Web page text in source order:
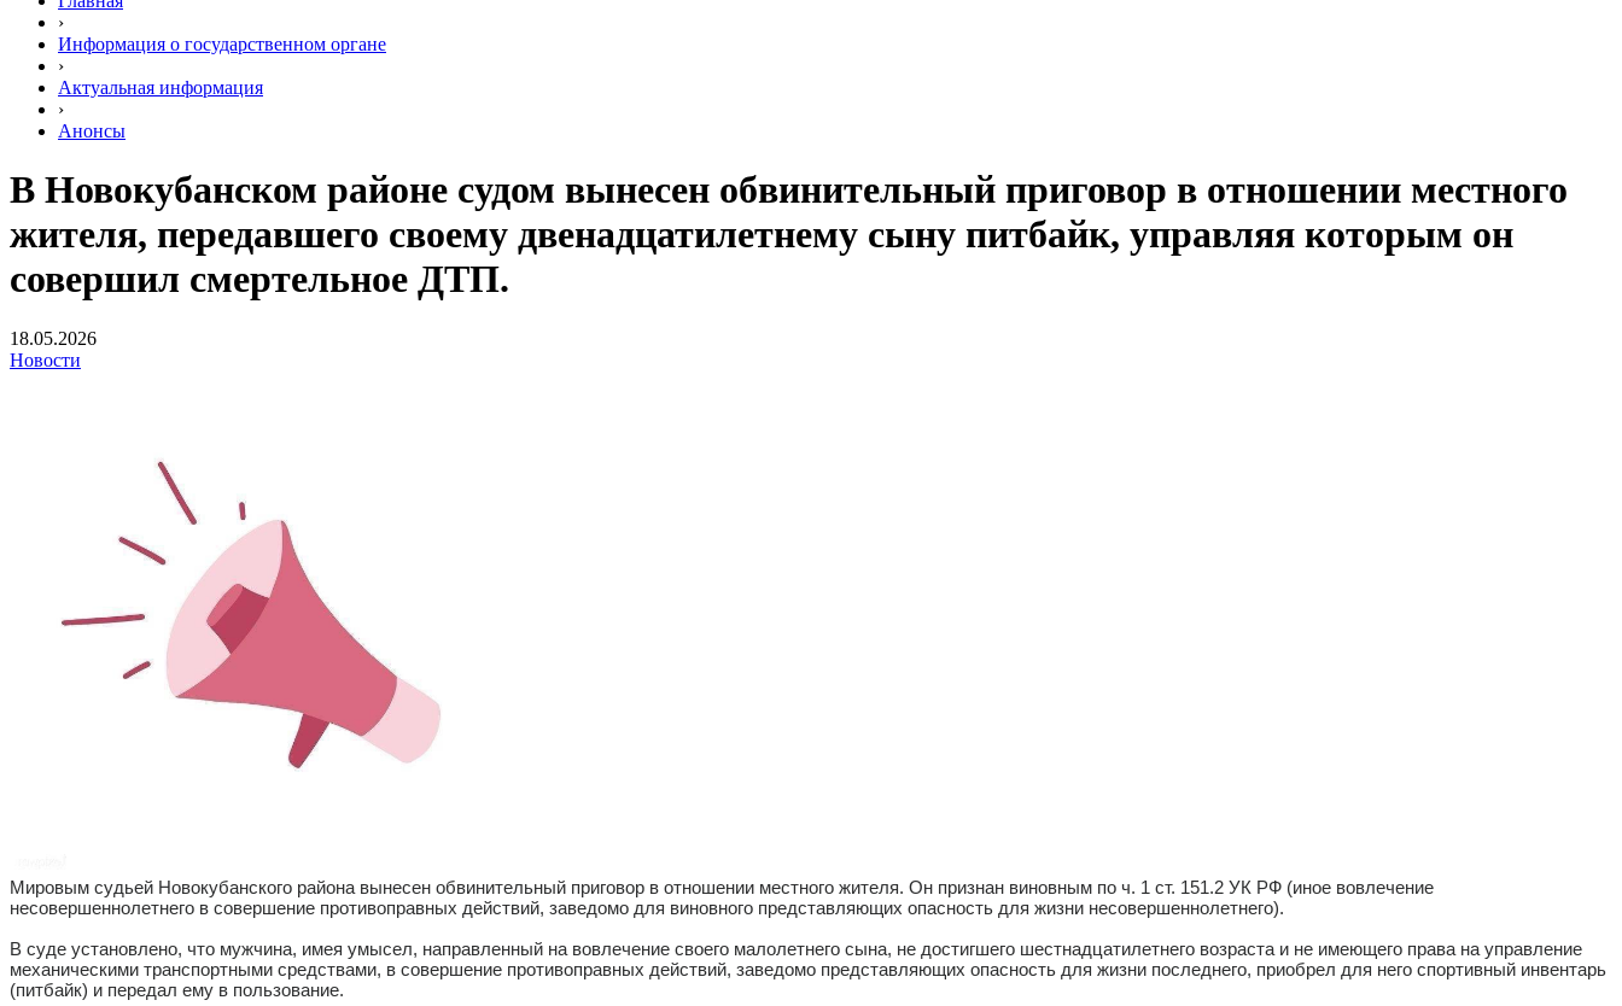
›
Информация о государственном органе
›
Актуальная информация
›
Анонсы
В Новокубанском районе судом вынесен обвинительный приговор в отношении местного
жителя, передавшего своему двенадцатилетнему сыну питбайк, управляя которым он
совершил смертельное ДТП.
18.05.2026
Новости
Мировым судьей Новокубанского района вынесен обвинительный приговор в отношении местного жителя. Он признан виновным по ч. 1 ст. 151.2 УК РФ (иное вовлечение
несовершеннолетнего в совершение противоправных действий, заведомо для виновного представляющих опасность для жизни несовершеннолетнего).
В суде установлено, что мужчина, имея умысел, направленный на вовлечение своего малолетнего сына, не достигшего шестнадцатилетнего возраста и не имеющего права на управление
механическими транспортными средствами, в совершение противоправных действий, заведомо представляющих опасность для жизни последнего, приобрел для него спортивный инвентарь
(питбайк) и передал ему в пользование.